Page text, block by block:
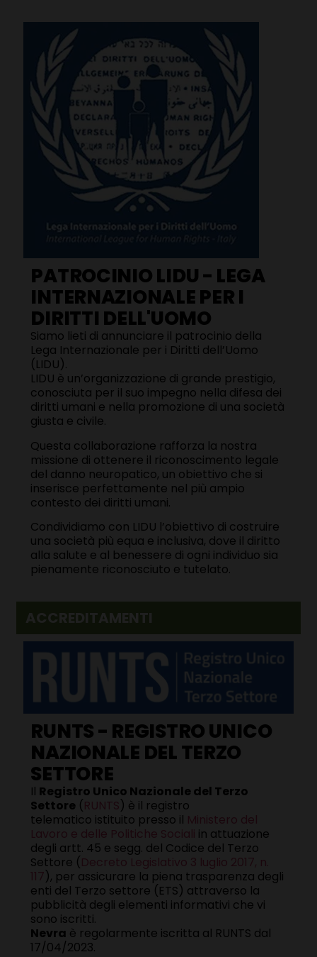
PATROCINIO LIDU - LEGA
INTERNAZIONALE PER I
DIRITTI DELL'UOMO
Siamo lieti di annunciare il patrocinio della
Lega Internazionale per i Diritti dell’Uomo
(LIDU).
LIDU è un’organizzazione di grande prestigio,
conosciuta per il suo impegno nella difesa dei
diritti umani e nella promozione di una società
giusta e civile.
Questa collaborazione rafforza la nostra
missione di ottenere il riconoscimento legale
del danno neuropatico, un obiettivo che si
inserisce perfettamente nel più ampio
contesto dei diritti umani.
Condividiamo con LIDU l’obiettivo di costruire
una società più equa e inclusiva, dove il diritto
alla salute e al benessere di ogni individuo sia
pienamente riconosciuto e tutelato.
ACCREDITAMENTI
RUNTS - REGISTRO UNICO
NAZIONALE DEL TERZO
SETTORE
Il Registro Unico Nazionale del Terzo
Settore (RUNTS) è il registro
telematico istituito presso il Ministero del
Lavoro e delle Politiche Sociali in attuazione
degli artt. 45 e segg. del Codice del Terzo
Settore (Decreto Legislativo 3 luglio 2017, n.
117), per assicurare la piena trasparenza degli
enti del Terzo settore (ETS) attraverso la
pubblicità degli elementi informativi che vi
sono iscritti.
Nevra è regolarmente iscritta al RUNTS dal
17/04/2023.